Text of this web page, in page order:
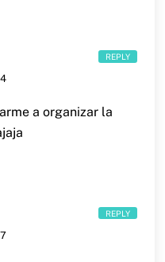
a organizar la
REPLY
REPLY